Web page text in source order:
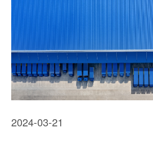
2024-03-21